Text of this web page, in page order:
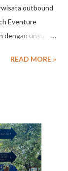
outbound
Eventure
unsur
- nilai
seperti :
tangkap ikan,
READ MORE »